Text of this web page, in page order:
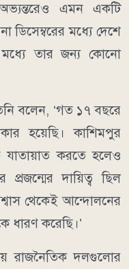
এমন একটি
ডিসেম্বরের মধ্যে দেশে
মধ্যে তার জন্য কোনো
বলেন, ‘গত ১৭ বছরে
হয়েছি। কাশিমপুর
যাতায়াত করতে হলেও
দায়িত্ব ছিল
থেকেই আন্দোলনের
ধারণ করেছি।’
রাজনৈতিক দলগুলোর